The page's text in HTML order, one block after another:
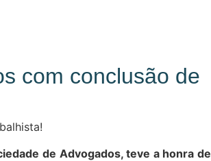
com conclusão de
de Advogados, teve a honra de